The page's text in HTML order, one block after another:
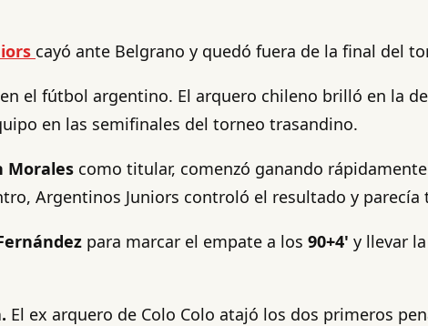
cayó ante Belgrano y quedó fuera de la final del
el fútbol argentino. El arquero chileno brilló en la
en las semifinales del torneo trasandino.
Morales como titular, comenzó ganando
Argentinos Juniors controló el resultado y parecía
para marcar el empate a los 90+4' y llevar
El ex arquero de Colo Colo atajó los dos primeros